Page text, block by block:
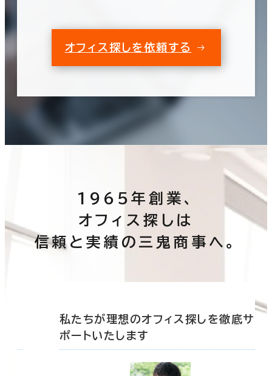
オフィス探しを依頼する
1965年創業、
オフィス探しは
信頼と実績の三鬼商事へ。
私たちが理想のオフィス探しを徹底サ
ポートいたします